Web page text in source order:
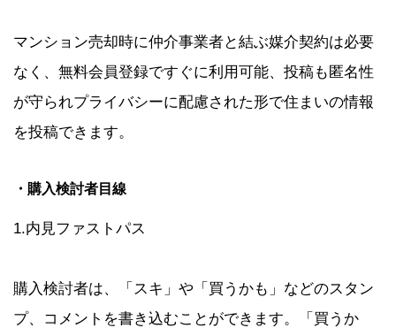
マンション売却時に仲介事業者と結ぶ媒介契約は必要
なく、無料会員登録ですぐに利用可能​、投稿も匿名性
が守られプライバシーに配慮​された形で住まいの情報
を投稿できます。
・購入検討者目線
1.内見ファストパス
購入検討者は、「スキ」や「買うかも」などのスタン
プ、コメントを書き込むことができます。「買うか